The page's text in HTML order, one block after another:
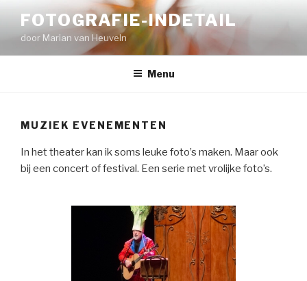
inhoud
springen
FOTOGRAFIE-INDETAIL
door Marian van Heuveln
Menu
MUZIEK EVENEMENTEN
In het theater kan ik soms leuke foto’s maken. Maar ook
bij een concert of festival. Een serie met vrolijke foto’s.